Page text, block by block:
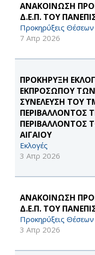
ΑΝΑΚΟΙΝΩΣΗ
Δ.Ε.Π. ΤΟΥ
Προκηρύξεις Θέσεων
7 Απρ 2026
ΠΡΟΚΗΡΥΞΗ
ΕΚΠΡΟΣΩΠΟΥ
ΣΥΝΕΛΕΥΣΗ ΤΟΥ
ΠΕΡΙΒΑΛΛΟΝΤΟΣ
ΠΕΡΙΒΑΛΛΟΝΤΟΣ
ΑΙΓΑΙΟΥ
Εκλογές
3 Απρ 2026
ΑΝΑΚΟΙΝΩΣΗ
Δ.Ε.Π. ΤΟΥ
Προκηρύξεις Θέσεων
3 Απρ 2026